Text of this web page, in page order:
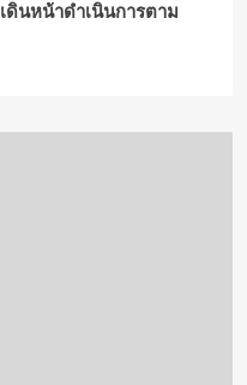
ดินหน้าดำเนินการตาม